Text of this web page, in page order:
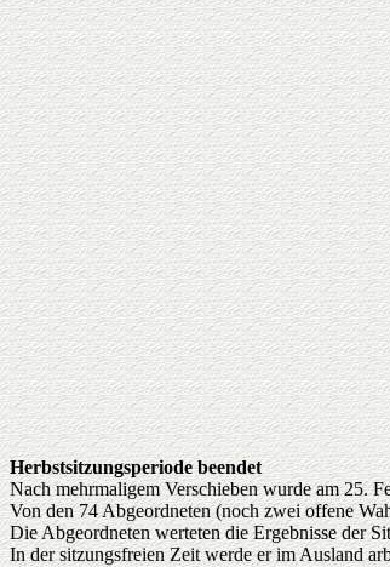
Herbstsitzungsperiode beendet
Nach mehrmaligem Verschieben wurde am 25.
Von den 74 Abgeordneten (noch zwei offene
Die Abgeordneten werteten die Ergebnisse der
In der sitzungsfreien Zeit werde er im Ausland